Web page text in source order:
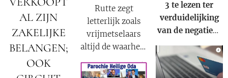
AL ZIJN
ZAKELIJKE
BELANGEN;
OOK
Rutte zegt
letterlijk zoals
vrijmetselaars
altijd de waarheid
verkondigen als
3 te lezen ter
verduidelijking
van de negatieve
rol en
samenzwering in
woord en beeld